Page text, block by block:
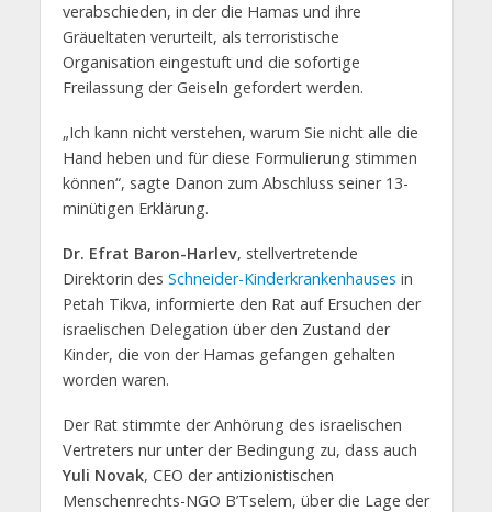
verabschieden, in der die Hamas und ihre
Gräueltaten verurteilt, als terroristische
Organisation eingestuft und die sofortige
Freilassung der Geiseln gefordert werden.
„Ich kann nicht verstehen, warum Sie nicht alle die
Hand heben und für diese Formulierung stimmen
können“, sagte Danon zum Abschluss seiner 13-
minütigen Erklärung.
Dr. Efrat Baron-Harlev, stellvertretende
Direktorin des Schneider-Kinderkrankenhauses in
Petah Tikva, informierte den Rat auf Ersuchen der
israelischen Delegation über den Zustand der
Kinder, die von der Hamas gefangen gehalten
worden waren.
Der Rat stimmte der Anhörung des israelischen
Vertreters nur unter der Bedingung zu, dass auch
Yuli Novak, CEO der antizionistischen
Menschenrechts-NGO B’Tselem, über die Lage der